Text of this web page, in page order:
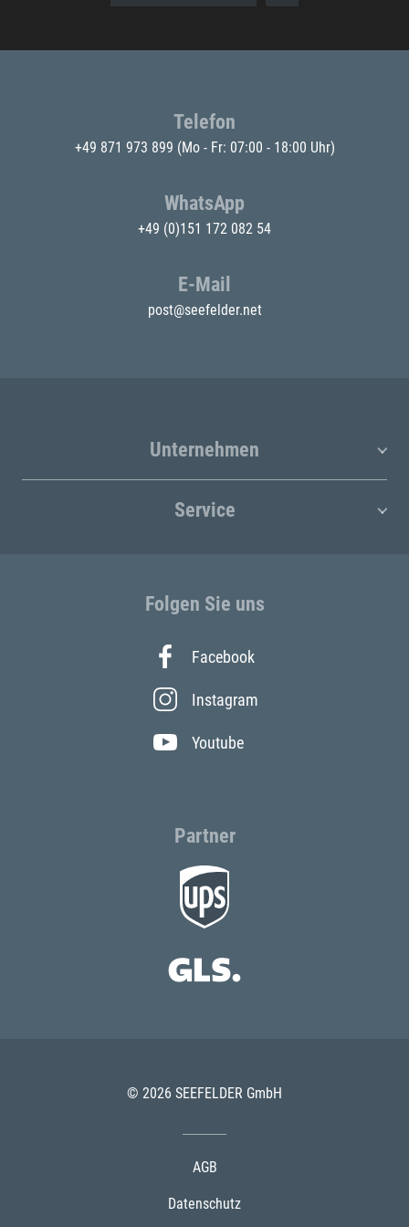
Telefon
+49 871 973 899 (Mo - Fr: 07:00 - 18:00 Uhr)
WhatsApp
+49 (0)151 172 082 54
E-Mail
post@seefelder.net
Unternehmen
Service
Folgen Sie uns
Facebook
Instagram
Youtube
Partner
© 2026 SEEFELDER GmbH
AGB
Datenschutz